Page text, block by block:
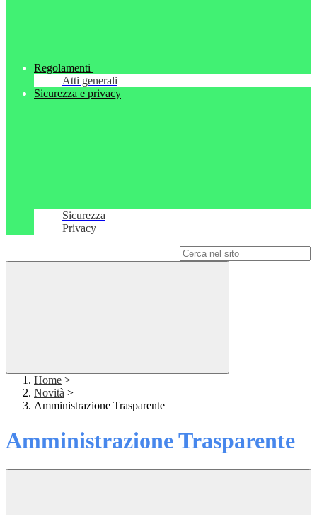
Regolamenti
Atti generali
Sicurezza e privacy
Sicurezza
Privacy
Home >
Novità >
Amministrazione Trasparente
Amministrazione Trasparente